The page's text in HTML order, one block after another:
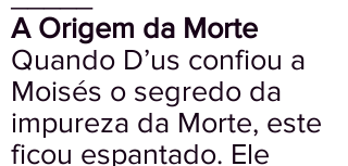
A Origem da Morte
Quando D’us confiou a
Moisés o segredo da
impureza da Morte, este
ficou espantado. Ele